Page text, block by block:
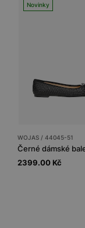
Novinky
WOJAS / 44045-51
2399.00 Kč